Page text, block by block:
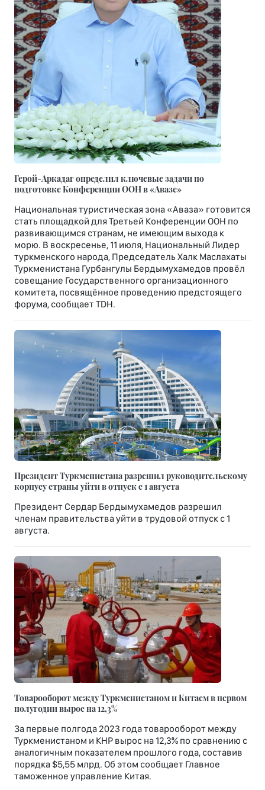
Герой-Аркадаг определил ключевые задачи по
подготовке Конференции ООН в «Авазе»
Национальная туристическая зона «Аваза» готовится
стать площадкой для Третьей Конференции ООН по
развивающимся странам, не имеющим выхода к
морю. В воскресенье, 11 июля, Национальный Лидер
туркменского народа, Председатель Халк Маслахаты
Туркменистана Гурбангулы Бердымухамедов провёл
совещание Государственного организационного
комитета, посвящённое проведению предстоящего
форума, сообщает TDH.
Президент Туркменистана разрешил руководительскому
корпусу страны уйти в отпуск с 1 августа
Президент Сердар Бердымухамедов разрешил
членам правительства уйти в трудовой отпуск с 1
августа.
Товарооборот между Туркменистаном и Китаем в первом
полугодии вырос на 12,3%
За первые полгода 2023 года товарооборот между
Туркменистаном и КНР вырос на 12,3% по сравнению с
аналогичным показателем прошлого года, составив
порядка $5,55 млрд. Об этом сообщает Главное
таможенное управление Китая.